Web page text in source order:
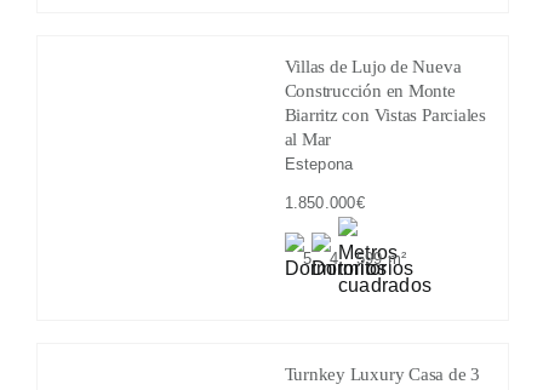
Villas de Lujo de Nueva
Construcción en Monte
Biarritz con Vistas Parciales
al Mar
Estepona
5 4 599 m²
1.850.000€
Turnkey Luxury Casa de 3